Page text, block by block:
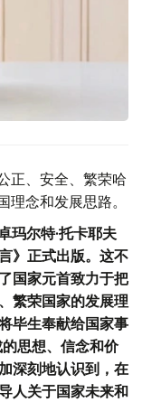
正、安全、繁荣哈
念和发展思路。
玛尔特·托卡耶夫
》正式出版。这不
国家元首致力于把
繁荣国家的发展理
毕生奉献给国家事
思想、信念和价
深刻地认识到，在
人关于国家未来和